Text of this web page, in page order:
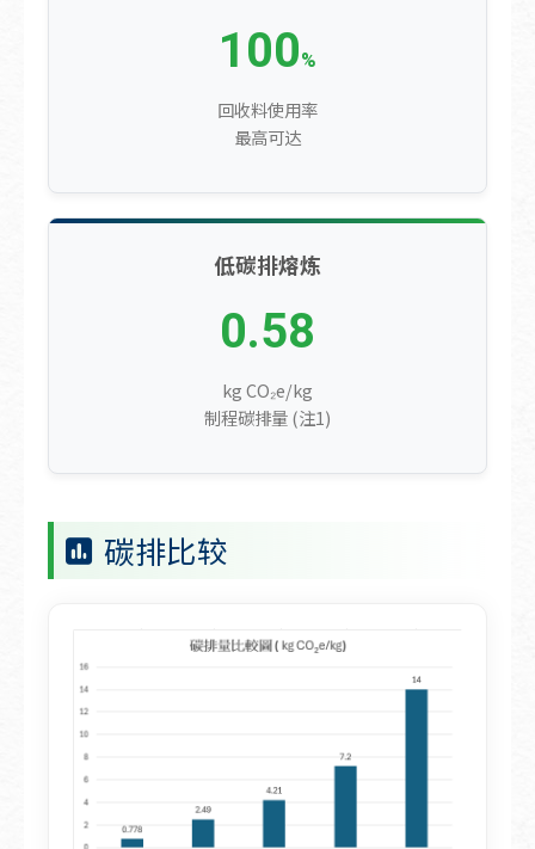
100%
回收料使用率
最高可达
低碳排熔炼
0.58
kg CO₂e/kg
制程碳排量 (注1)
碳排比较